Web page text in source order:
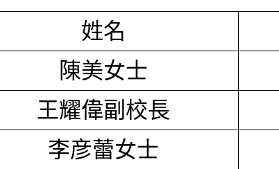
姓名
陳美女士
王耀偉副校長
李彦蕾女士